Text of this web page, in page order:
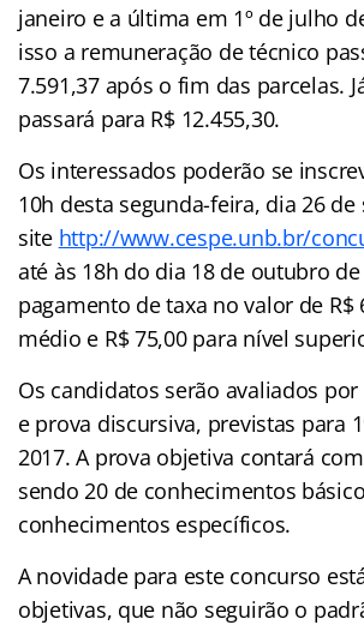
janeiro e a última em 1º de julho
isso a remuneração de técnico
7.591,37 após o fim das parcelas.
passará para R$ 12.455,30.
Os interessados poderão se
10h desta segunda-feira, dia 26
site http://www.cespe.unb.br/
até às 18h do dia 18 de outubro
pagamento de taxa no valor de R$
médio e R$ 75,00 para nível
Os candidatos serão avaliados
e prova discursiva, previstas para
2017. A prova objetiva contará
sendo 20 de conhecimentos
conhecimentos específicos.
A novidade para este concurso
objetivas, que não seguirão o